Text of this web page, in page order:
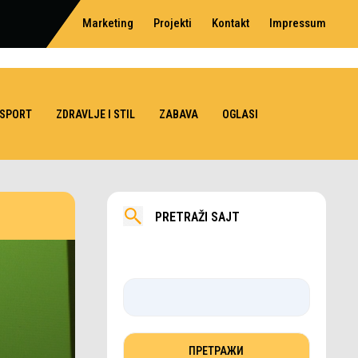
Marketing Projekti Kontakt Impressum
SPORT ZDRAVLJE I STIL ZABAVA OGLASI
PRETRAŽI SAJT